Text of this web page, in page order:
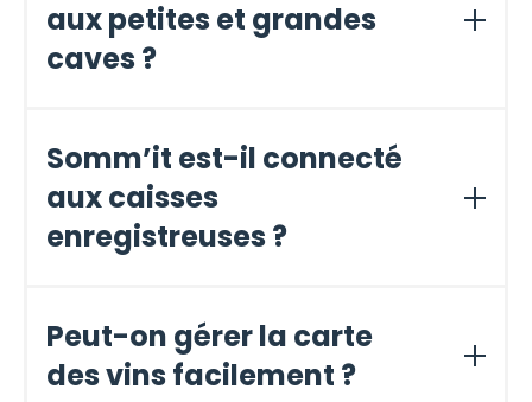
aux petites et grandes
caves ?
Somm’it est-il connecté
aux caisses
enregistreuses ?
utilisées en restauration.
Peut-on gérer la carte
des vins facilement ?